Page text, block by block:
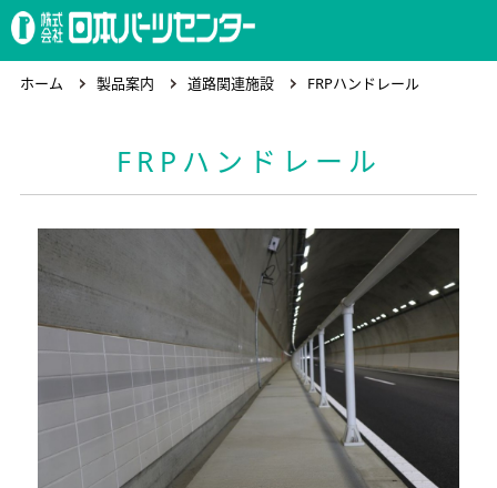
ホーム
製品案内
会社概要
求人情報
お問合わせ
ホーム 製品案内 道路関連施設 FRPハンドレール
FRPハンドレール